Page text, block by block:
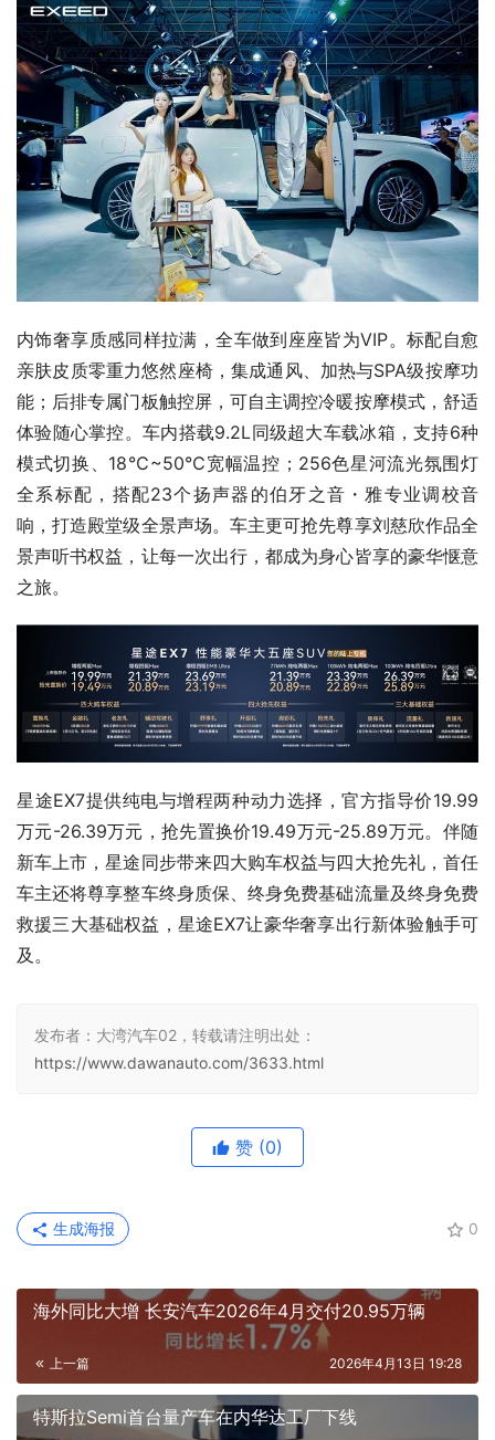
内饰奢享质感同样拉满，全车做到座座皆为VIP。标配自愈
亲肤皮质零重力悠然座椅，集成通风、加热与SPA级按摩功
能；后排专属门板触控屏，可自主调控冷暖按摩模式，舒适
体验随心掌控。车内搭载9.2L同级超大车载冰箱，支持6种
模式切换、18℃~50℃宽幅温控；256色星河流光氛围灯
全系标配，搭配23个扬声器的伯牙之音・雅专业调校音
响，打造殿堂级全景声场。车主更可抢先尊享刘慈欣作品全
景声听书权益，让每一次出行，都成为身心皆享的豪华惬意
之旅。
星途EX7提供纯电与增程两种动力选择，官方指导价19.99
万元-26.39万元，抢先置换价19.49万元-25.89万元。伴随
新车上市，星途同步带来四大购车权益与四大抢先礼，首任
车主还将尊享整车终身质保、终身免费基础流量及终身免费
救援三大基础权益，星途EX7让豪华奢享出行新体验触手可
及。
发布者：大湾汽车02，转载请注明出处：
https://www.dawanauto.com/3633.html
赞 (0)
0
生成海报
海外同比大增 长安汽车2026年4月交付20.95万辆
上一篇 2026年4月13日 19:28
特斯拉Semi首台量产车在内华达工厂下线